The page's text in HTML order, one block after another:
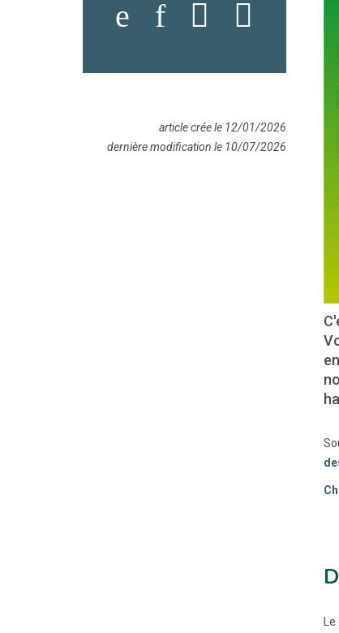
article crée le 12/01/2026
dernière modification le 10/07/2026